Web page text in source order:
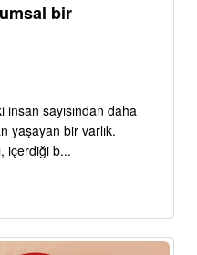
bir
insan sayısından daha
yaşayan bir varlık.
içerdiği b...